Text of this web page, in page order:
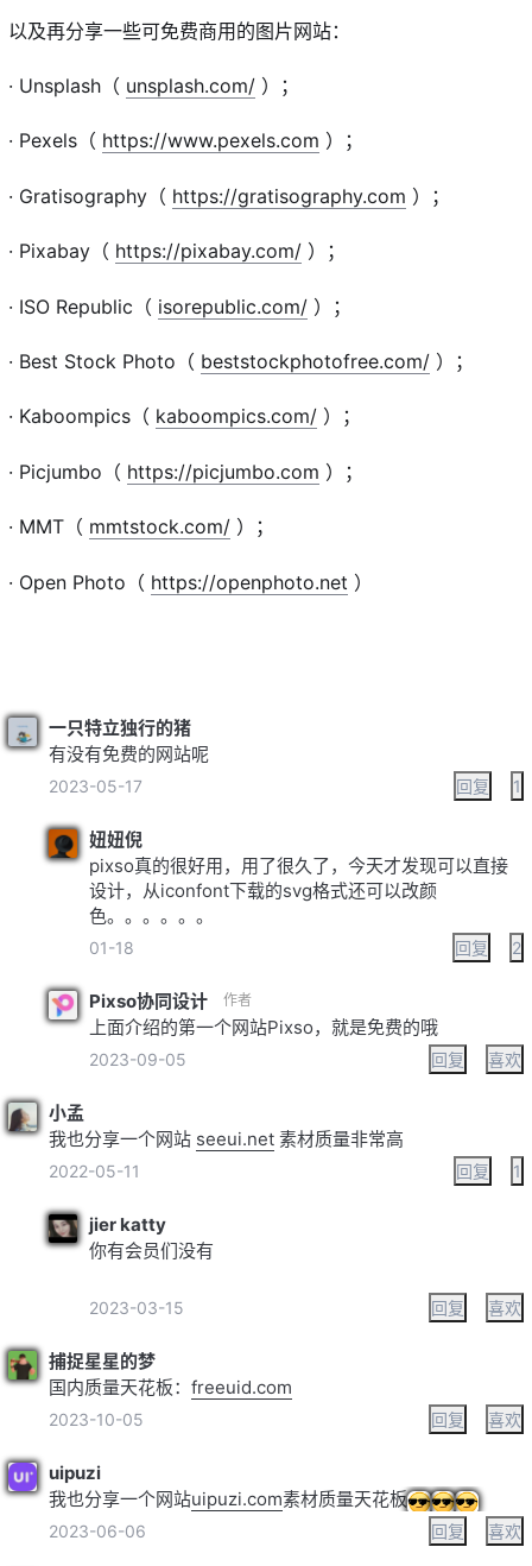
以及再分享一些可免费商用的图片网站：
· Unsplash（ unsplash.com/ ）；
· Pexels（ https://www.pexels.com ）；
· Gratisography（ https://gratisography.com ）；
· Pixabay（ https://pixabay.com/ ）；
· ISO Republic（ isorepublic.com/ ）；
· Best Stock Photo（ beststockphotofree.com/ ）；
· Kaboompics（ kaboompics.com/ ）；
· Picjumbo（ https://picjumbo.com ）；
· MMT（ mmtstock.com/ ）；
· Open Photo（ https://openphoto.net ）
一只特立独行的猪
有没有免费的网站呢
2023-05-17 回复 1
妞妞倪
pixso真的很好用，用了很久了，今天才发现可以直接
设计，从iconfont下载的svg格式还可以改颜
色。。。。。。
01-18 回复 2
Pixso协同设计 作者
上面介绍的第一个网站Pixso，就是免费的哦
2023-09-05 回复 喜欢
小孟
我也分享一个网站 seeui.net 素材质量非常高
2022-05-11 回复 1
jier katty
你有会员们没有
2023-03-15 回复 喜欢
捕捉星星的梦
国内质量天花板： freeuid.com
2023-10-05 回复 喜欢
uipuzi
我也分享一个网站uipuzi.com素材质量天花板
2023-06-06 回复 喜欢